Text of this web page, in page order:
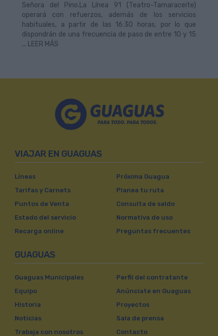
Señora del Pino.La Línea 91 (Teatro-Tamaraceite)
operará con refuerzos, además de los servicios
habituales, a partir de las 16:30 horas, por lo que
dispondrán de una frecuencia de paso de entre 10 y 15
... LEER MÁS
VIAJAR EN GUAGUAS
Líneas
Tarifas y Carnets
Puntos de Venta
Estado del servicio
Recarga online
Próxima Guagua
Planea tu ruta
Consulta de saldo
Normativa de uso
Preguntas frecuentes
GUAGUAS
Guaguas Municipales
Equipo
Historia
Noticias
Trabaja con nosotros
Perfil del contratante
Anúnciate en Guaguas
Proyectos
Sala de prensa
Contacto